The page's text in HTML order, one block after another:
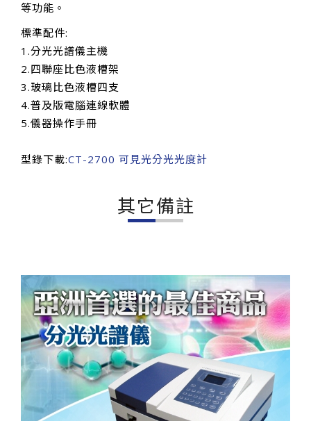
等功能。
標準配件:
1.分光光譜儀主機
2.四聯座比色液槽架
3.玻璃比色液槽四支
4.普及版電腦連線軟體
5.儀器操作手冊
型錄下載:CT-2700 可見光分光光度計
其它備註